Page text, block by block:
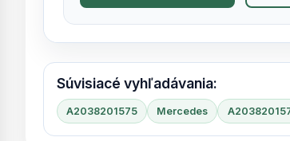
Súvisiacé vyhľadávania:
A2038201575 Mercedes